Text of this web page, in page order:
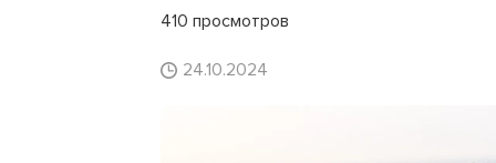
410 просмотров
24.10.2024